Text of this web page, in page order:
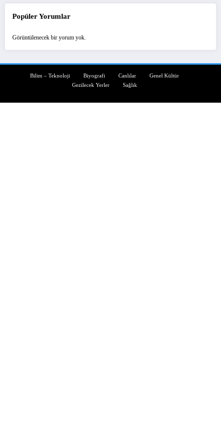
Popüler Yorumlar
Görüntülenecek bir yorum yok.
Bilim – Teknoloji Biyografi Canlılar
Genel Kültür
Gezilecek Yerler
Sağlık